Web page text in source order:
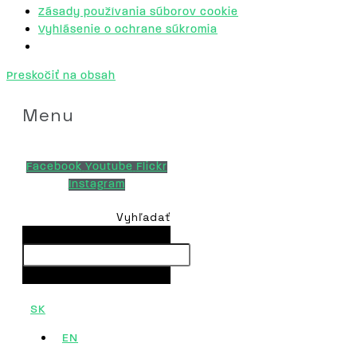
Zásady používania súborov cookie
Vyhlásenie o ochrane súkromia
Preskočiť na obsah
Menu
Facebook Youtube Flickr
Instagram
Vyhľadať
SK
EN